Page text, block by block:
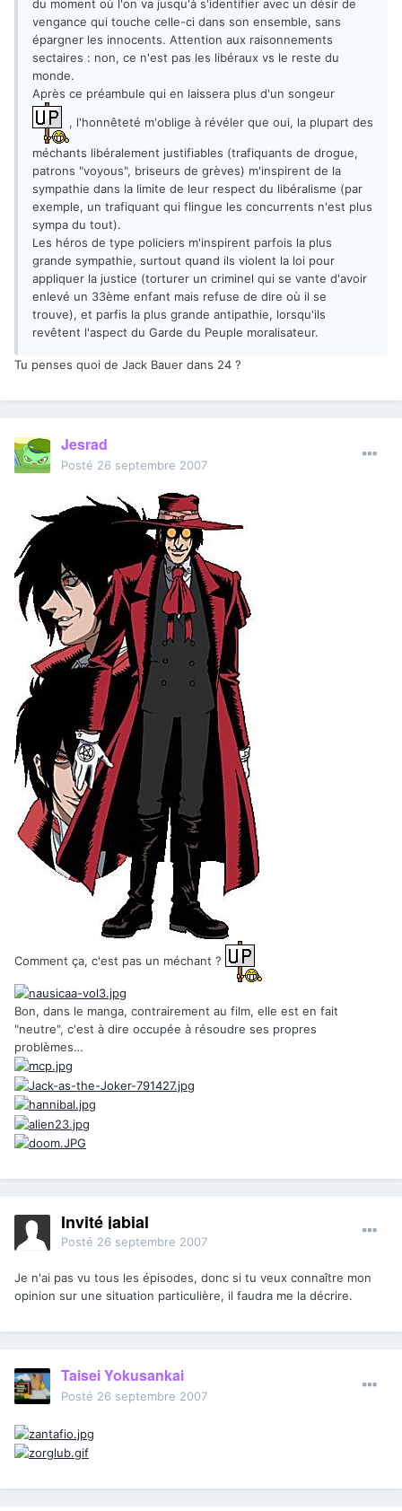
du moment où l'on va jusqu'à s'identifier avec un désir de
vengance qui touche celle-ci dans son ensemble, sans
épargner les innocents. Attention aux raisonnements
sectaires : non, ce n'est pas les libéraux vs le reste du
monde.
Après ce préambule qui en laissera plus d'un songeur
, l'honnêteté m'oblige à révéler que oui, la plupart des
méchants libéralement justifiables (trafiquants de drogue,
patrons "voyous", briseurs de grèves) m'inspirent de la
sympathie dans la limite de leur respect du libéralisme (par
exemple, un trafiquant qui flingue les concurrents n'est plus
sympa du tout).
Les héros de type policiers m'inspirent parfois la plus
grande sympathie, surtout quand ils violent la loi pour
appliquer la justice (torturer un criminel qui se vante d'avoir
enlevé un 33ème enfant mais refuse de dire où il se
trouve), et parfis la plus grande antipathie, lorsqu'ils
revêtent l'aspect du Garde du Peuple moralisateur.
Tu penses quoi de Jack Bauer dans 24 ?
Jesrad
Posté 26 septembre 2007
Comment ça, c'est pas un méchant ?
Bon, dans le manga, contrairement au film, elle est en fait
"neutre", c'est à dire occupée à résoudre ses propres
problèmes…
Invité jabial
Posté 26 septembre 2007
Je n'ai pas vu tous les épisodes, donc si tu veux connaître mon
opinion sur une situation particulière, il faudra me la décrire.
Taisei Yokusankai
Posté 26 septembre 2007